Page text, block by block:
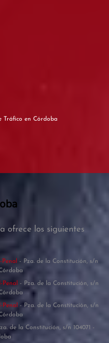
Perito Reconstructor de Accidentes de Tráfico en Córdoba
ofrece los siguientes
- Pza. de la Constitución, s/n
Penal - Pza. de la Constitución, s/n
Penal - Pza. de la Constitución, s/n
de la Constitución, s/n 104071 -